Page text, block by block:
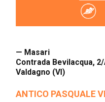
— Masari
Contrada Bevilacqua,
Valdagno (VI)
ANTICO PASQUALE